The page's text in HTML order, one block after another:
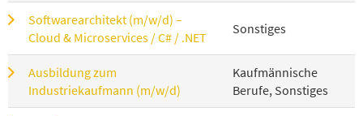
Softwarearchitekt (m/w/d) –
Cloud & Microservices / C# / .NET
Sonstiges
Ausbildung zum
Industriekaufmann (m/w/d)
Kaufmännische
Berufe, Sonstiges